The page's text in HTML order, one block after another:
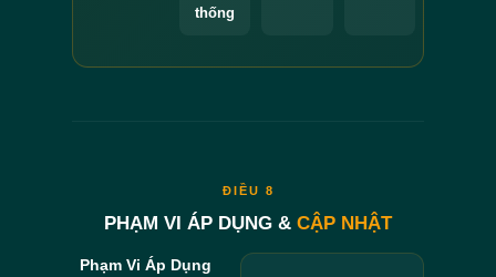
thống
ĐIỀU 8
PHẠM VI ÁP DỤNG & CẬP NHẬT
Phạm Vi Áp Dụng